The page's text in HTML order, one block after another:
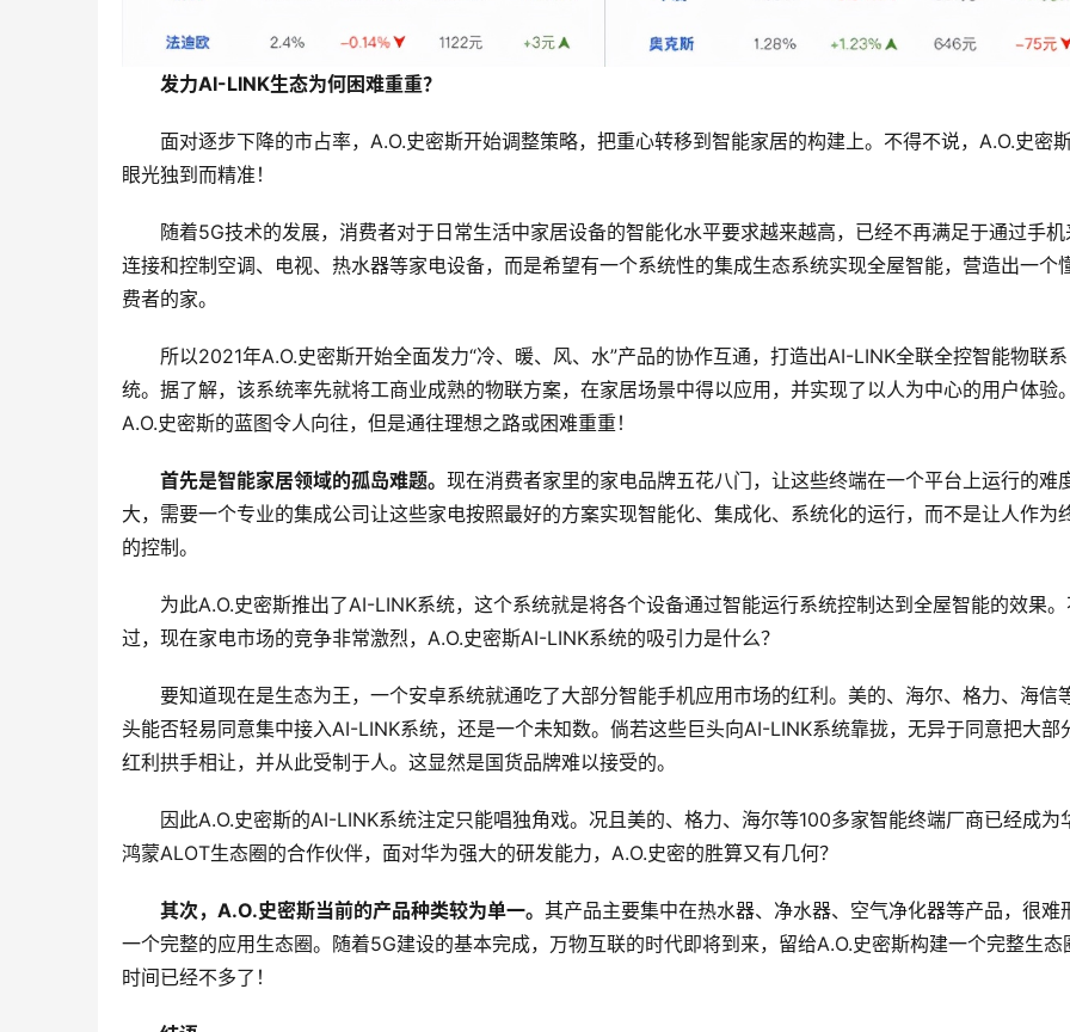
发力AI-LINK生态为何困难重重？
面对逐步下降的市占率，A.O.史密斯开始调整策略，把重心转移到智能家居的构建上。不得不说，A.O.史密
眼光独到而精准！
随着5G技术的发展，消费者对于日常生活中家居设备的智能化水平要求越来越高，已经不再满足于通过手机
连接和控制空调、电视、热水器等家电设备，而是希望有一个系统性的集成生态系统实现全屋智能，营造出一个
费者的家。
所以2021年A.O.史密斯开始全面发力“冷、暖、风、水”产品的协作互通，打造出AI-LINK全联全控智能物联系
统。据了解，该系统率先就将工商业成熟的物联方案，在家居场景中得以应用，并实现了以人为中心的用户体验。
A.O.史密斯的蓝图令人向往，但是通往理想之路或困难重重！
首先是智能家居领域的孤岛难题。 现在消费者家里的家电品牌五花八门，让这些终端在一个平台上运行的难
大，需要一个专业的集成公司让这些家电按照最好的方案实现智能化、集成化、系统化的运行，而不是让人作为
的控制。
为此A.O.史密斯推出了AI-LINK系统，这个系统就是将各个设备通过智能运行系统控制达到全屋智能的效果
过，现在家电市场的竞争非常激烈，A.O.史密斯AI-LINK系统的吸引力是什么？
要知道现在是生态为王，一个安卓系统就通吃了大部分智能手机应用市场的红利。美的、海尔、格力、海信
头能否轻易同意集中接入AI-LINK系统，还是一个未知数。倘若这些巨头向AI-LINK系统靠拢，无异于同意把大部
红利拱手相让，并从此受制于人。这显然是国货品牌难以接受的。
因此A.O.史密斯的AI-LINK系统注定只能唱独角戏。况且美的、格力、海尔等100多家智能终端厂商已经成为
鸿蒙ALOT生态圈的合作伙伴，面对华为强大的研发能力，A.O.史密的胜算又有几何？
其次，A.O.史密斯当前的产品种类较为单一。 其产品主要集中在热水器、净水器、空气净化器等产品，很难
一个完整的应用生态圈。随着5G建设的基本完成，万物互联的时代即将到来，留给A.O.史密斯构建一个完整生态
时间已经不多了！